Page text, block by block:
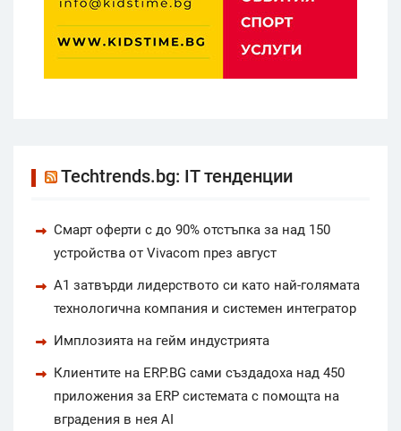
Techtrends.bg: IT тенденции
Смарт оферти с до 90% отстъпка за над 150
устройства от Vivacom през август
А1 затвърди лидерството си като най-голямата
технологична компания и системен интегратор
Имплозията на гейм индустрията
Клиентите на ERP.BG сами създадоха над 450
приложения за ERP системата с помощта на
вградения в нея AI